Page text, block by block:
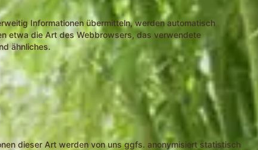
Informationen übermitteln, werden automatisch
etwa die Art des Webbrowsers, das verwendete
ähnliches.
dieser Art werden von uns ggfs. anonymisiert statistisch